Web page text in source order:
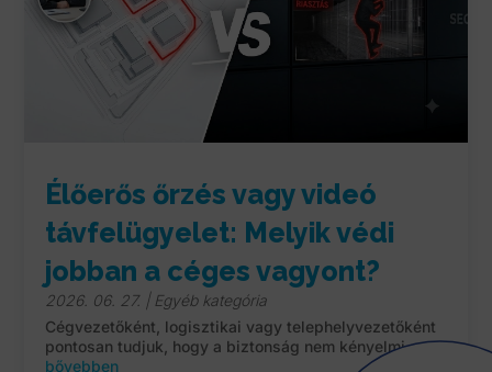
Élőerős őrzés vagy videó
távfelügyelet: Melyik védi
jobban a céges vagyont?
2026. 06. 27. | Egyéb kategória
Cégvezetőként, logisztikai vagy telephelyvezetőként
pontosan tudjuk, hogy a biztonság nem kényelmi...
bővebben